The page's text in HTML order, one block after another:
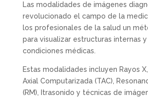
Las modalidades de imágenes
revolucionado el campo de la
los profesionales de la salud un
para visualizar estructuras internas
condiciones médicas.
Estas modalidades incluyen Rayos
Axial Computarizada (TAC),
(RM), Itrasonido y técnicas de